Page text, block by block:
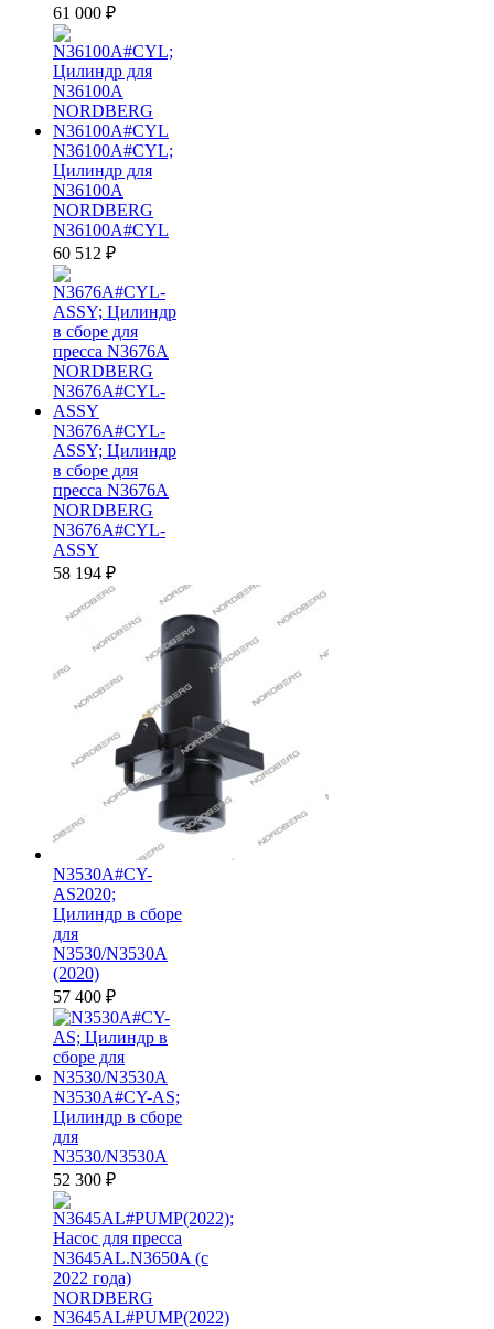
61 000 ₽
N36100A#CYL;
Цилиндр для
N36100A
NORDBERG
N36100A#CYL
60 512 ₽
N3676A#CYL-
ASSY; Цилиндр
в сборе для
пресса N3676A
NORDBERG
N3676A#CYL-
ASSY
58 194 ₽
N3530A#CY-
AS2020;
Цилиндр в сборе
для
N3530/N3530A
(2020)
57 400 ₽
N3530A#CY-AS;
Цилиндр в сборе
для
N3530/N3530A
52 300 ₽